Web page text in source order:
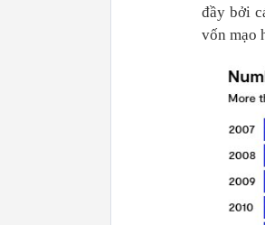
đầy bởi
vốn mạo